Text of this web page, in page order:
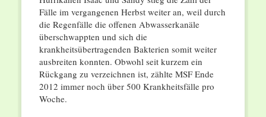
Fälle im vergangenen Herbst weiter an, weil durch
die Regenfälle die offenen Abwasserkanäle
überschwappten und sich die
krankheitsübertragenden Bakterien somit weiter
ausbreiten konnten. Obwohl seit kurzem ein
Rückgang zu verzeichnen ist, zählte MSF Ende
2012 immer noch über 500 Krankheitsfälle pro
Woche.